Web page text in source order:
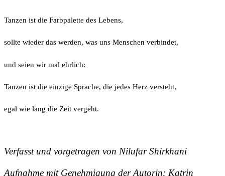
Tanzen ist die Farbpalette des Lebens,
sollte wieder das werden, was uns Menschen verbindet,
und seien wir mal ehrlich:
Tanzen ist die einzige Sprache, die jedes Herz versteht,
egal wie lang die Zeit vergeht.
Verfasst und vorgetragen von Nilufar Shirkhani
Aufnahme mit Genehmigung der Autorin: Katrin